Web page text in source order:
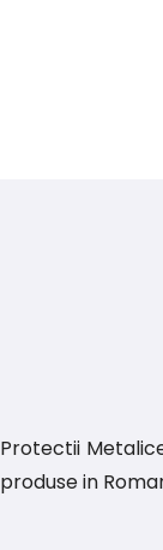
Protectii
produse in